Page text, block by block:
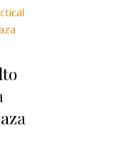
€23.24.